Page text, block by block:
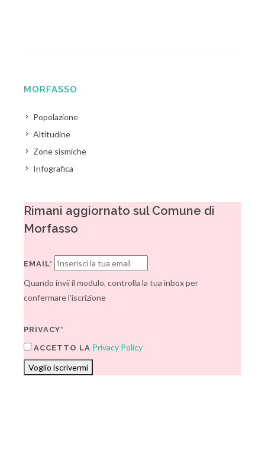
MORFASSO
Popolazione
Altitudine
Zone sismiche
Infografica
Rimani aggiornato sul Comune di
Morfasso
EMAIL*
Quando invii il modulo, controlla la tua inbox per
confermare l'iscrizione
PRIVACY*
ACCETTO LA Privacy Policy
Voglio iscrivermi